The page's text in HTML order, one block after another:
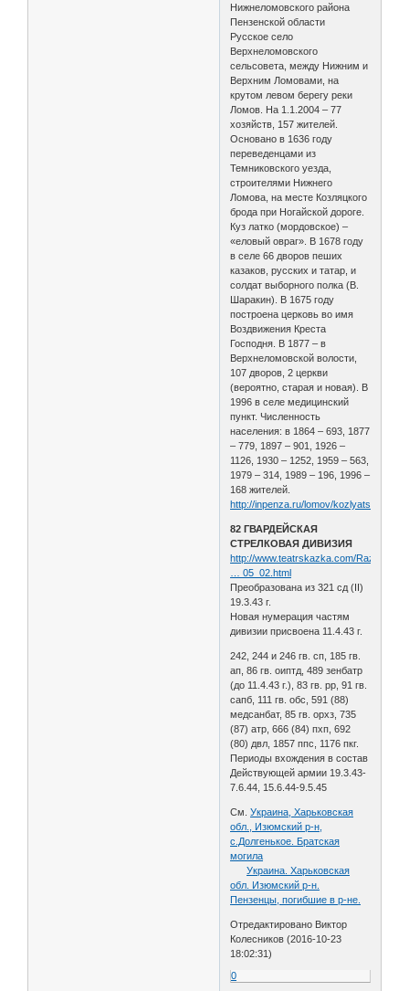
Нижнеломовского района
Пензенской области
Русское село
Верхнеломовского
сельсовета, между Нижним и
Верхним Ломовами, на
крутом левом берегу реки
Ломов. На 1.1.2004 – 77
хозяйств, 157 жителей.
Основано в 1636 году
переведенцами из
Темниковского уезда,
строителями Нижнего
Ломова, на месте Козляцкого
брода при Ногайской дороге.
Куз латко (мордовское) –
«еловый овраг». В 1678 году
в селе 66 дворов пеших
казаков, русских и татар, и
солдат выборного полка (В.
Шаракин). В 1675 году
построена церковь во имя
Воздвижения Креста
Господня. В 1877 – в
Верхнеломовской волости,
107 дворов, 2 церкви
(вероятно, старая и новая). В
1996 в селе медицинский
пункт. Численность
населения: в 1864 – 693, 1877
– 779, 1897 – 901, 1926 –
1126, 1930 – 1252, 1959 – 563,
1979 – 314, 1989 – 196, 1996 –
168 жителей.
http://inpenza.ru/lomov/kozlyatskoe.php
82 ГВАРДЕЙСКАЯ
СТРЕЛКОВАЯ ДИВИЗИЯ
http://www.teatrskazka.com/Raznoe/
… 05_02.html
Преобразована из 321 сд (II)
19.3.43 г.
Новая нумерация частям
дивизии присвоена 11.4.43 г.
242, 244 и 246 гв. сп, 185 гв.
ап, 86 гв. оиптд, 489 зенбатр
(до 11.4.43 г.), 83 гв. рр, 91 гв.
сапб, 111 гв. обс, 591 (88)
медсанбат, 85 гв. орхз, 735
(87) атр, 666 (84) пхп, 692
(80) двл, 1857 ппс, 1176 пкг.
Периоды вхождения в состав
Действующей армии 19.3.43-
7.6.44, 15.6.44-9.5.45
См.Украина, Харьковская
обл., Изюмский р-н,
с.Долгенькое. Братская
могила
Украина. Харьковская
обл. Изюмский р-н.
Пензенцы, погибшие в р-не.
Отредактировано Виктор
Колесников (2016-10-23
18:02:31)
0